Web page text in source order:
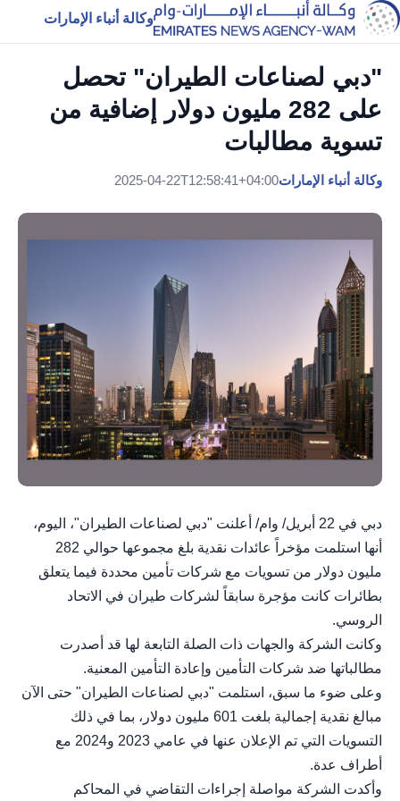
وكالة أنباء الإمارات
"دبي لصناعات الطيران" تحصل
على 282 مليون دولار إضافية من
تسوية مطالبات
وكالة أنباء الإمارات2025-04-22T12:58:41+04:00
دبي في 22 أبريل/ وام/ أعلنت "دبي لصناعات الطيران"، اليوم،
أنها استلمت مؤخراً عائدات نقدية بلغ مجموعها حوالي 282
مليون دولار من تسويات مع شركات تأمين محددة فيما يتعلق
بطائرات كانت مؤجرة سابقاً لشركات طيران في الاتحاد
الروسي.
وكانت الشركة والجهات ذات الصلة التابعة لها قد أصدرت
مطالباتها ضد شركات التأمين وإعادة التأمين المعنية.
وعلى ضوء ما سبق، استلمت "دبي لصناعات الطيران" حتى الآن
مبالغ نقدية إجمالية بلغت 601 مليون دولار، بما في ذلك
التسويات التي تم الإعلان عنها في عامي 2023 و2024 مع
أطراف عدة.
وأكدت الشركة مواصلة إجراءات التقاضي في المحاكم